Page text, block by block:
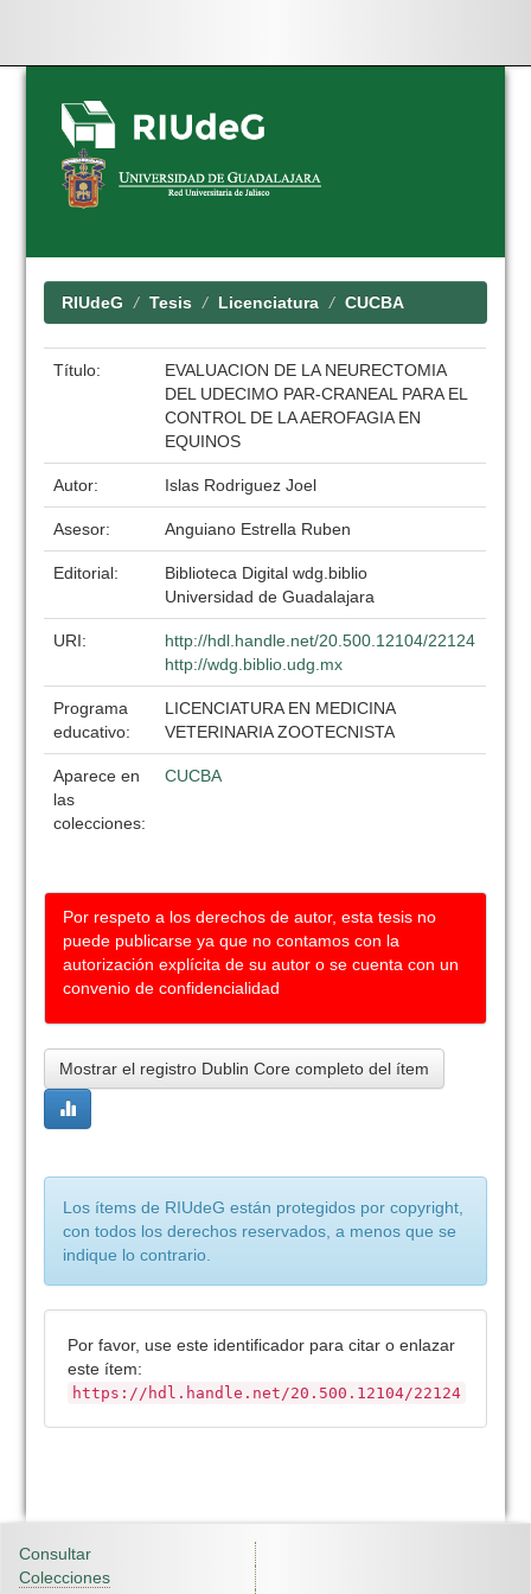
Skip
navigation
RIUdeG Tesis Licenciatura CUCBA
Título:
EVALUACION DE LA NEURECTOMIA
DEL UDECIMO PAR-CRANEAL PARA EL
CONTROL DE LA AEROFAGIA EN
EQUINOS
Autor: Islas Rodriguez Joel
Asesor: Anguiano Estrella Ruben
Editorial:
Biblioteca Digital wdg.biblio
Universidad de Guadalajara
URI:
http://hdl.handle.net/20.500.12104/22124
http://wdg.biblio.udg.mx
Programa
educativo:
LICENCIATURA EN MEDICINA
VETERINARIA ZOOTECNISTA
Aparece en
las
colecciones:
CUCBA
Por respeto a los derechos de autor, esta tesis no
puede publicarse ya que no contamos con la
autorización explícita de su autor o se cuenta con un
convenio de confidencialidad
Mostrar el registro Dublin Core completo del ítem
Los ítems de RIUdeG están protegidos por copyright,
con todos los derechos reservados, a menos que se
indique lo contrario.
Por favor, use este identificador para citar o enlazar
este ítem:
https://hdl.handle.net/20.500.12104/22124
Consultar
Colecciones